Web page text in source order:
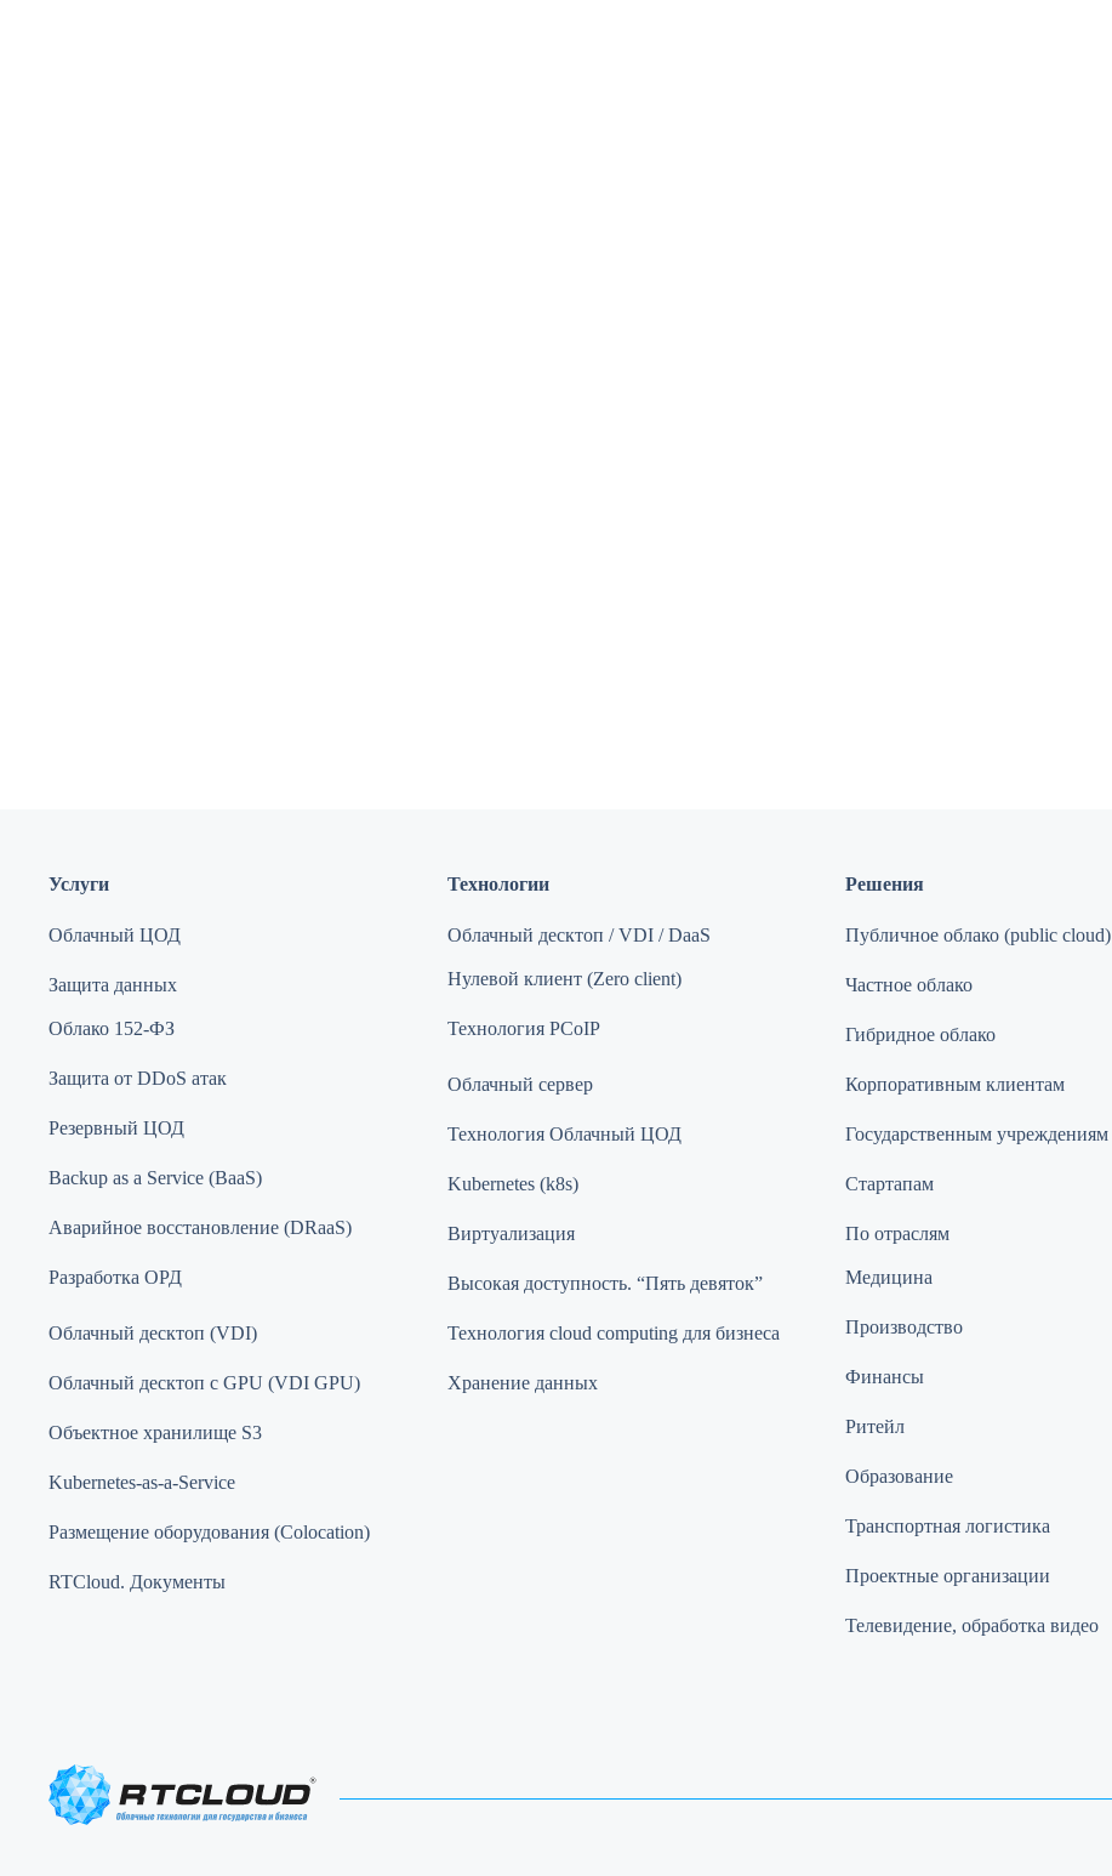
Услуги
Облачный ЦОД
Защита данных
Облако 152-ФЗ
Защита от DDoS атак
Резервный ЦОД
Backup as a Service (BaaS)
Аварийное восстановление (DRaaS)
Разработка ОРД
Облачный десктоп (VDI)
Облачный десктоп с GPU (VDI GPU)
Объектное хранилище S3
Kubernetes-as-a-Service
Размещение оборудования (Colocation)
RTCloud. Документы
Технологии
Облачный десктоп / VDI / DaaS
Нулевой клиент (Zero client)
Технология PCoIP
Облачный сервер
Технология Облачный ЦОД
Kubernetes (k8s)
Виртуализация
Высокая доступность. “Пять девяток”
Технология cloud computing для бизнеса
Хранение данных
Решения
Публичное облако (public cloud)
Частное облако
Гибридное облако
Корпоративным клиентам
Государственным учреждениям
Стартапам
По отраслям
Медицина
Производство
Финансы
Ритейл
Образование
Транспортная логистика
Проектные организации
Телевидение, обработка видео